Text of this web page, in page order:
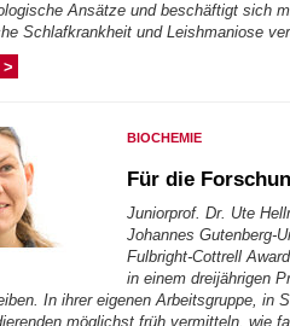
Ansätze und beschäftigt sich
Schlafkrankheit und Leishmaniose
>
BIOCHEMIE
Für die
Juniorprof. Dr. Ute
Johannes Gutenberg-
Fulbright-Cottrell
in einem dreijährigen
In ihrer eigenen Arbeitsgruppe, in
möglichst früh vermitteln, wie